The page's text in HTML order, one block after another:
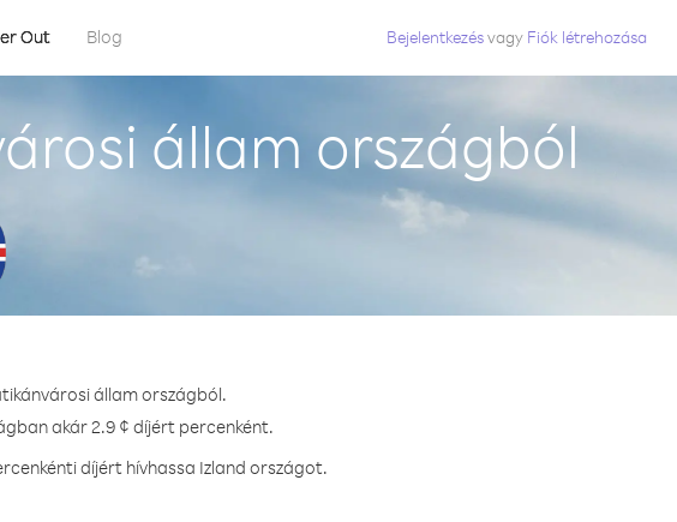
Out Blog Bejelentkezésvagy Fiók létrehozása
állam országból
állam országból.
akár 2.9 ¢ díjért percenként.
díjért hívhassa Izland országot.